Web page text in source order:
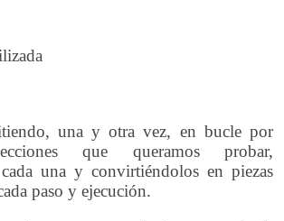
una y otra vez, en bucle por
que queramos probar,
una y convirtiéndolos en piezas
paso y ejecución.